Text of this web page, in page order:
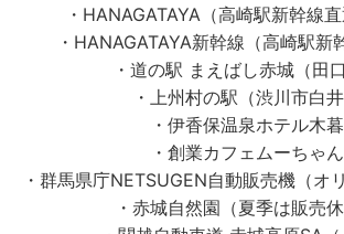
・HANAGATAYA（高崎駅新幹線直
・HANAGATAYA新幹線（高崎駅新
・道の駅 まえばし赤城（田口
・上州村の駅（渋川市白井
・伊香保温泉ホテル木暮
・創業カフェムーちゃん
・群馬県庁NETSUGEN自動販売機（オ
・赤城自然園（夏季は販売休